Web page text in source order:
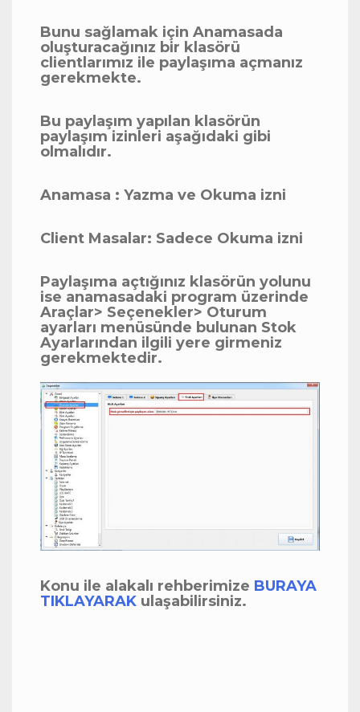
Bunu sağlamak için Anamasada
oluşturacağınız bir klasörü
clientlarımız ile paylaşıma açmanız
gerekmekte.
Bu paylaşım yapılan klasörün
paylaşım izinleri aşağıdaki gibi
olmalıdır.
Anamasa : Yazma ve Okuma izni
Client Masalar: Sadece Okuma izni
Paylaşıma açtığınız klasörün yolunu
ise anamasadaki program üzerinde
Araçlar> Seçenekler> Oturum
ayarları menüsünde bulunan Stok
Ayarlarından ilgili yere girmeniz
gerekmektedir.
Konu ile alakalı rehberimize BURAYA
TIKLAYARAK ulaşabilirsiniz.